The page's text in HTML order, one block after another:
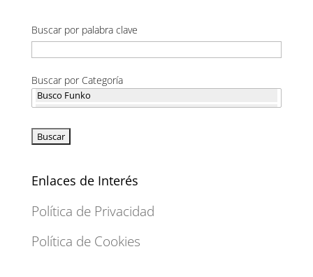
Buscar por palabra clave
Buscar por Categoría
Enlaces de Interés
Política de Privacidad
Política de Cookies